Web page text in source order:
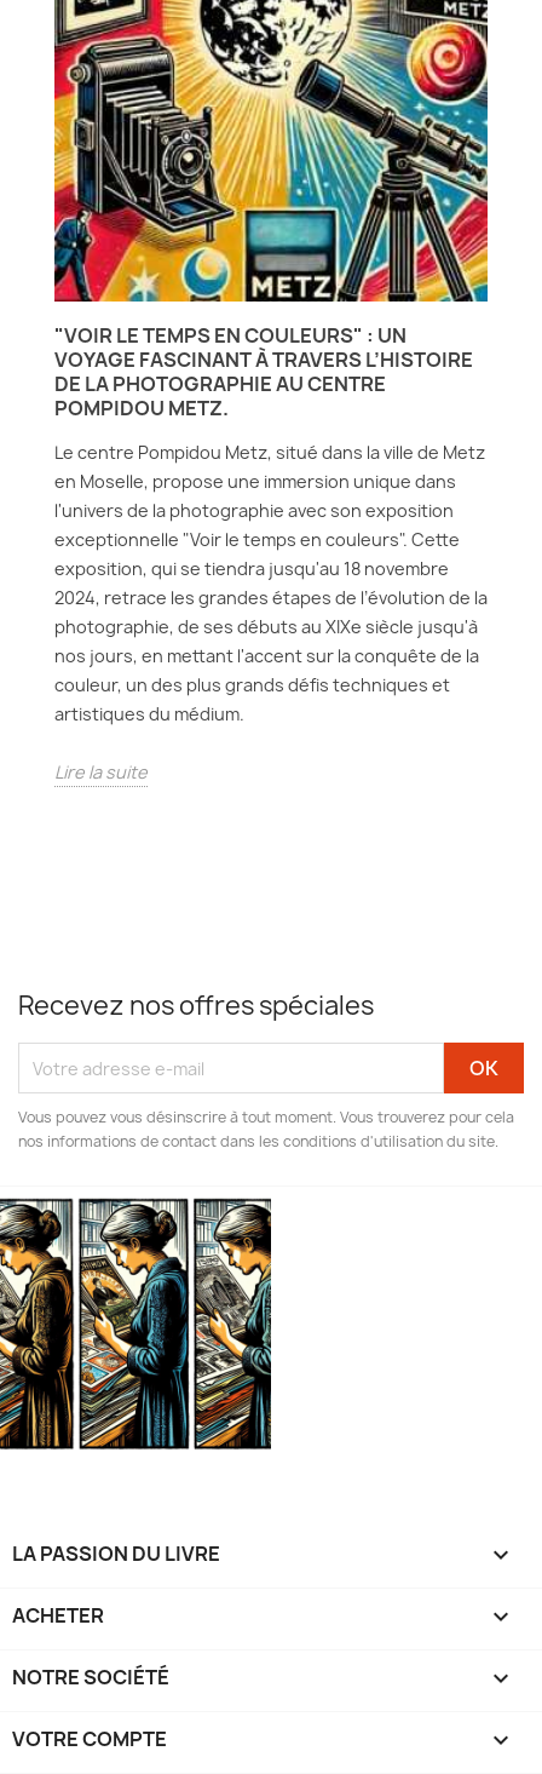
"VOIR LE TEMPS EN COULEURS" : UN
VOYAGE FASCINANT À TRAVERS L’HISTOIRE
DE LA PHOTOGRAPHIE AU CENTRE
POMPIDOU METZ.
Le centre Pompidou Metz, situé dans la ville de Metz
en Moselle, propose une immersion unique dans
l'univers de la photographie avec son exposition
exceptionnelle "Voir le temps en couleurs". Cette
exposition, qui se tiendra jusqu'au 18 novembre
2024, retrace les grandes étapes de l’évolution de la
photographie, de ses débuts au XIXe siècle jusqu'à
nos jours, en mettant l'accent sur la conquête de la
couleur, un des plus grands défis techniques et
artistiques du médium.
Lire la suite
Recevez nos offres spéciales
Vous pouvez vous désinscrire à tout moment. Vous trouverez pour cela
nos informations de contact dans les conditions d'utilisation du site.
LA PASSION DU LIVRE 
ACHETER 
NOTRE SOCIÉTÉ 
VOTRE COMPTE 